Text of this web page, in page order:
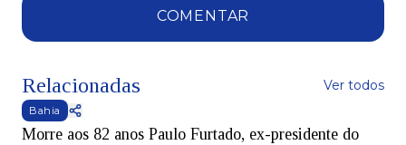
COMENTAR
Relacionadas Ver todos
Bahia
Morre aos 82 anos Paulo Furtado, ex-presidente do